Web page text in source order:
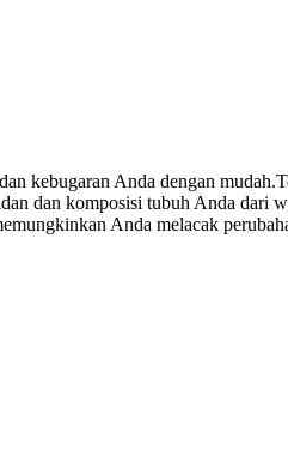
kebugaran Anda dengan mudah.
dan komposisi tubuh Anda dari
Anda melacak